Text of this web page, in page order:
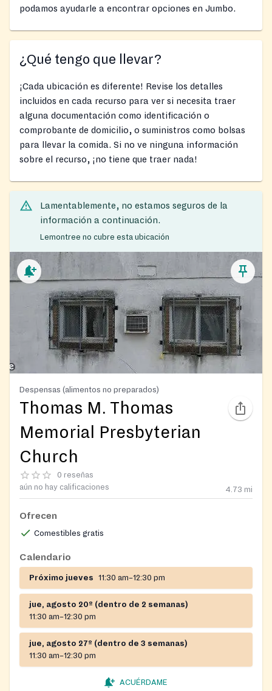
podamos ayudarle a encontrar opciones en Jumbo.
¿Qué tengo que llevar?
¡Cada ubicación es diferente! Revise los detalles
incluidos en cada recurso para ver si necesita traer
alguna documentación como identificación o
comprobante de domicilio, o suministros como bolsas
para llevar la comida. Si no ve ninguna información
sobre el recurso, ¡no tiene que traer nada!
Lamentablemente, no estamos seguros de la
información a continuación.
Lemontree no cubre esta ubicación
Despensas (alimentos no preparados)
Thomas M. Thomas
Memorial Presbyterian
Church
0 reseñas
aún no hay calificaciones
4.73 mi
Ofrecen
Comestibles gratis
Calendario
Próximo jueves 11:30 am–12:30 pm
jue, agosto 20º (dentro de 2 semanas)
11:30 am–12:30 pm
jue, agosto 27º (dentro de 3 semanas)
11:30 am–12:30 pm
ACUÉRDAME